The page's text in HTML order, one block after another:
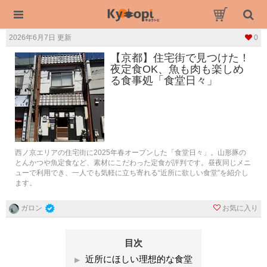
2026年6月7日 更新 0
【京都】住宅街で見つけた！
夜定食OK、魚も肉も楽しめ
る食事処「食堂日々」
西ノ京エリアの住宅街に2025年春オープンした「食堂日々」。山形豚の
とんかつや魚定食など、素材にこだわった定食が評判です。昼夜同じメニ
ューで利用でき、一人でも気軽に立ち寄れる“近所に欲しい食堂”を紹介し
ます。
ガロン お気に入り
目次
近所にほしい理想的な食堂